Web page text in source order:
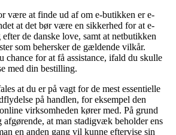
være at finde ud af om e-butikken er e-
at det bør være en sikkerhed for at e-
de danske love, samt at netbutikken
som behersker de gældende vilkår.
chance for at få assistance, ifald du skulle
med din bestilling.
at du er på vagt for de mest essentielle
på handlen, for eksempel den
virksomheden kører med. På grund
afgørende, at man stadigvæk beholder ens
en anden gang vil kunne eftervise sin